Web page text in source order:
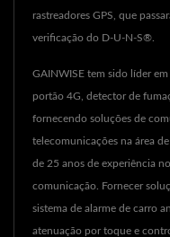
rastreadores GPS, que
verificação do D-U-N-S®.
GAINWISE tem sido líder
portão 4G, detector de
fornecendo soluções de
telecomunicações na área
de 25 anos de experiência
comunicação. Fornecer
sistema de alarme de carro
atenuação por toque e